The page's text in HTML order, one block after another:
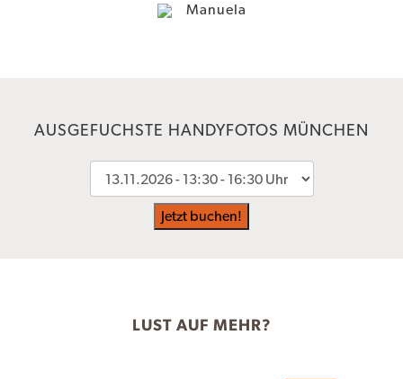
Manuela
AUSGEFUCHSTE HANDYFOTOS MÜNCHEN
Jetzt buchen!
LUST AUF MEHR?